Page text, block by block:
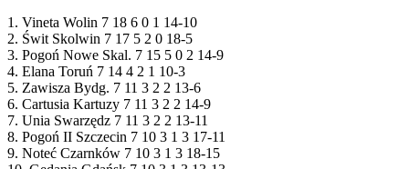
1. Vineta Wolin 7 18 6 0 1 14-10
2. Świt Skolwin 7 17 5 2 0 18-5
3. Pogoń Nowe Skal. 7 15 5 0 2 14-9
4. Elana Toruń 7 14 4 2 1 10-3
5. Zawisza Bydg. 7 11 3 2 2 13-6
6. Cartusia Kartuzy 7 11 3 2 2 14-9
7. Unia Swarzędz 7 11 3 2 2 13-11
8. Pogoń II Szczecin 7 10 3 1 3 17-11
9. Noteć Czarnków 7 10 3 1 3 18-15